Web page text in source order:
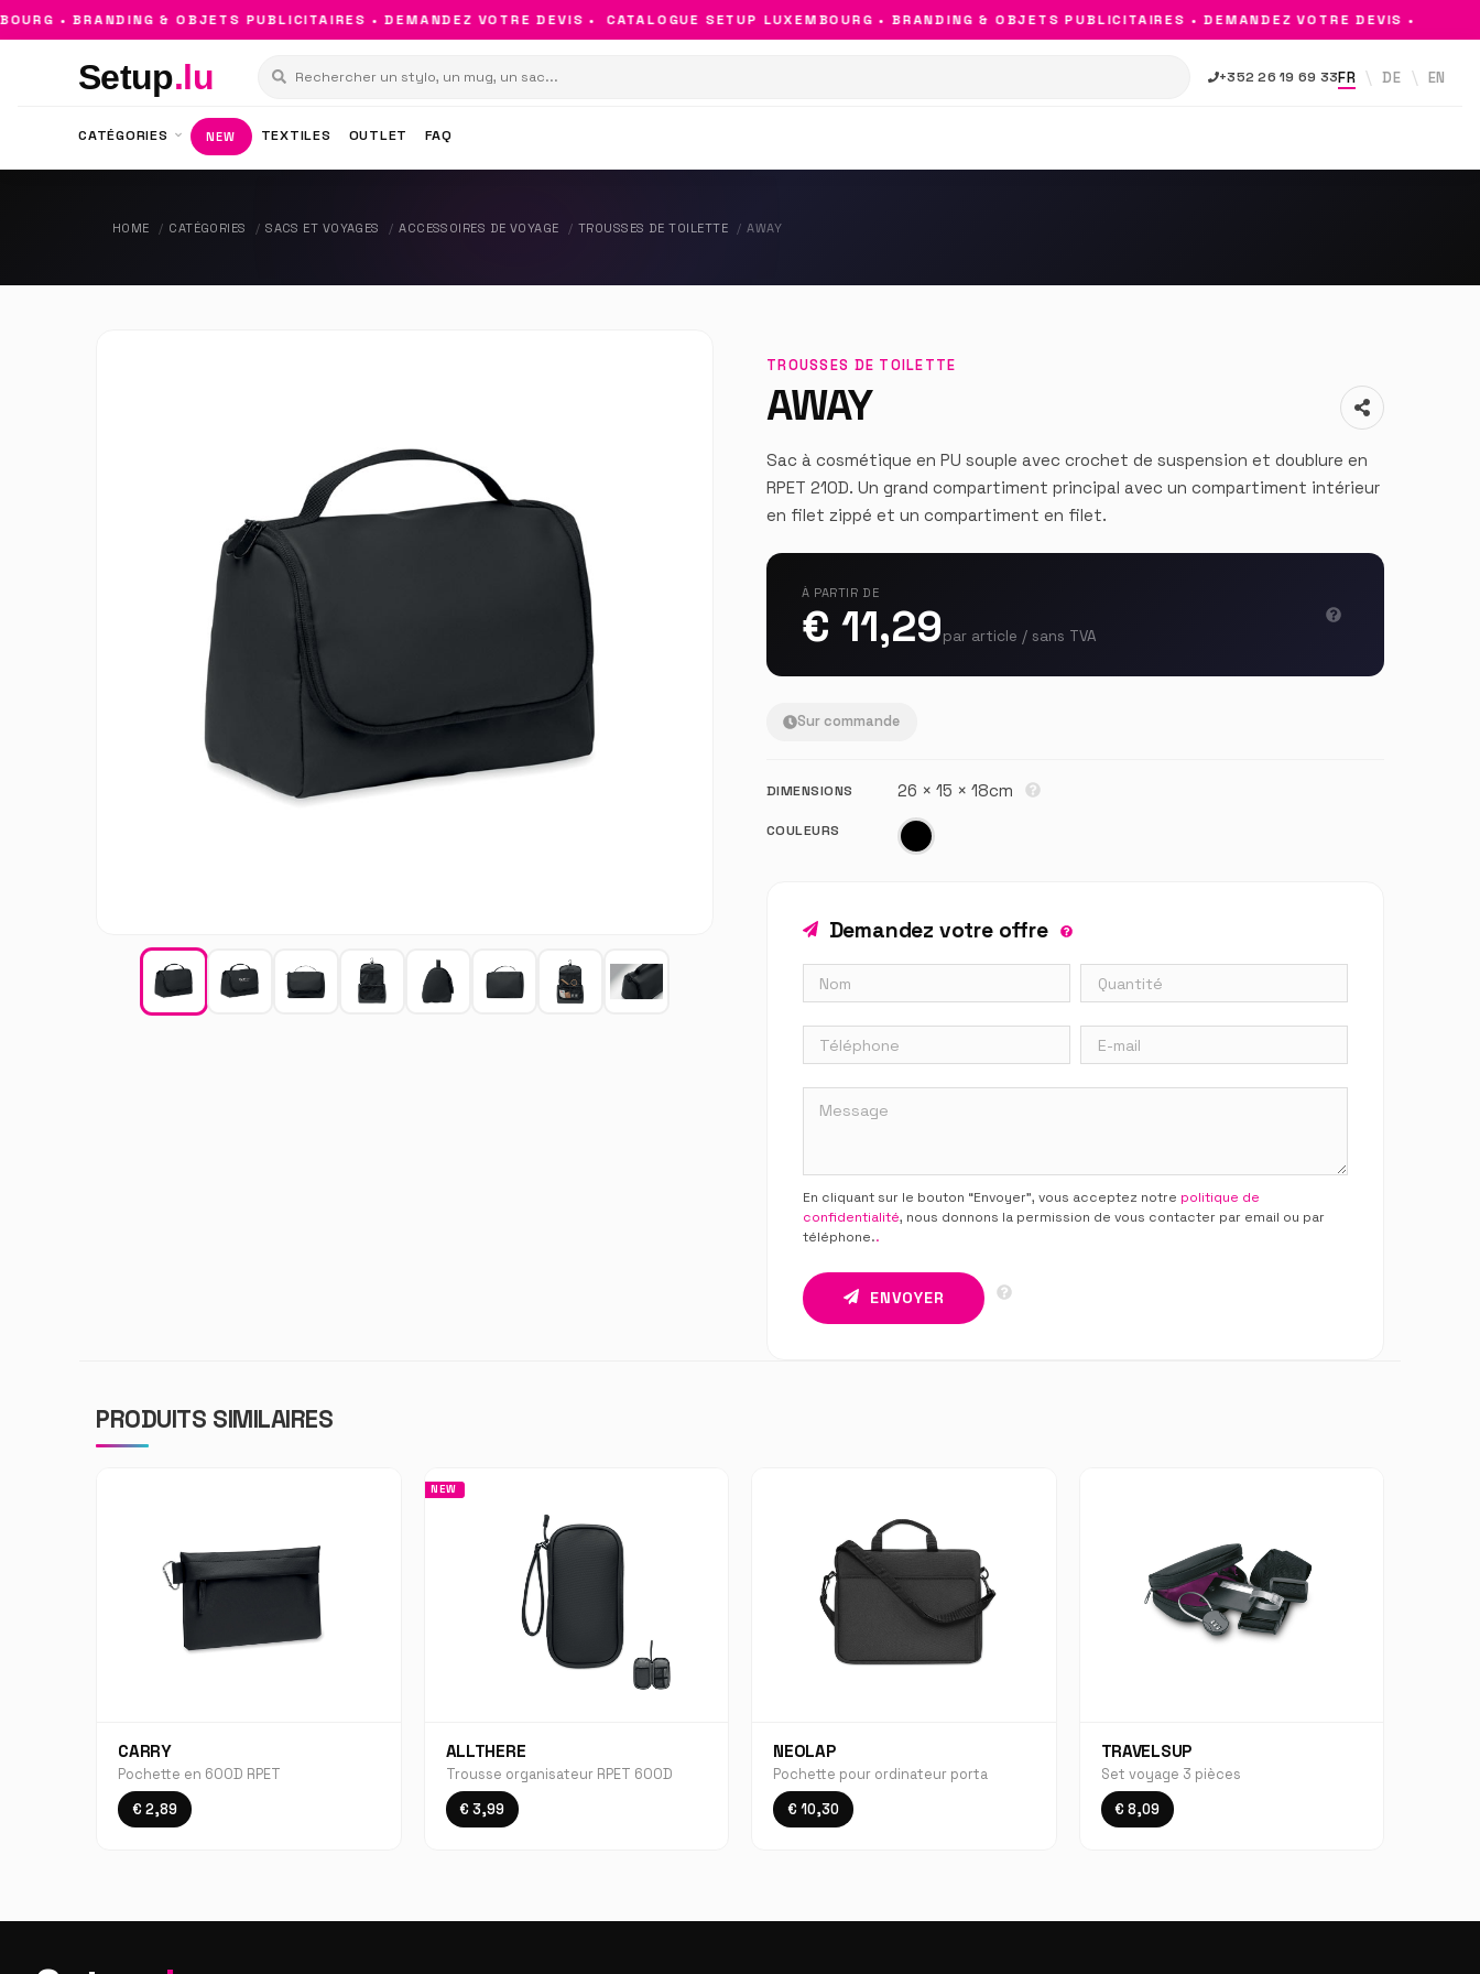
• BRANDING & OBJETS PUBLICITAIRES • DEMANDEZ VOTRE DEVIS • CATALOGUE SETUP LUXEMBOURG • BRANDING & OBJETS PUBLICITAIRES • DEMANDEZ VOTRE DEVIS •
Setup.lu +352 26 19 69 33FR DE EN
CATÉGORIES NEW TEXTILES OUTLET FAQ
HOME CATÉGORIES SACS ET VOYAGES ACCESSOIRES DE VOYAGE TROUSSES DE TOILETTE AWAY
TROUSSES DE TOILETTE
AWAY
Sac à cosmétique en PU souple avec crochet de suspension et doublure en
RPET 210D. Un grand compartiment principal avec un compartiment intérieur
en filet zippé et un compartiment en filet.
À PARTIR DE
€ 11,29par article / sans TVA
Sur commande
DIMENSIONS 26 × 15 × 18cm
COULEURS
Demandez votre offre
En cliquant sur le bouton “Envoyer”, vous acceptez notre politique de
confidentialité, nous donnons la permission de vous contacter par email ou par
téléphone..
ENVOYER
PRODUITS SIMILAIRES
CARRY
Pochette en 600D RPET
€ 2,89
NEW
ALLTHERE
Trousse organisateur RPET 600D
€ 3,99
NEOLAP
Pochette pour ordinateur porta
€ 10,30
TRAVELSUP
Set voyage 3 pièces
€ 8,09